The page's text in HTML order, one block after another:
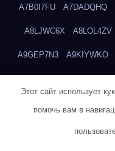
A7B0I7FU A7DADQHQ
A8LJWC6X A8LOL4ZV
A9GEP7N3 A9KIYWKO
Этот сайт использует
помочь вам в